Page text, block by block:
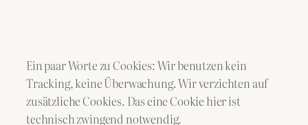
Ein paar Worte zu Cookies: Wir benutzen kein
Tracking, keine Überwachung. Wir verzichten auf
zusätzliche Cookies. Das eine Cookie hier ist
technisch zwingend notwendig.